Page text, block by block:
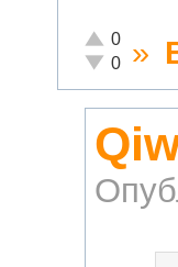
Отлично!
0
0 »